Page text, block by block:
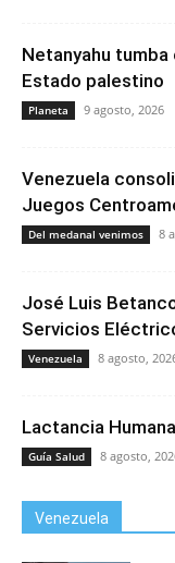
Netanyahu
Estado palestino
Planeta 9 agosto, 2026
Venezuela
Juegos
Del medanal venimos 8
José Luis
Servicios
Venezuela 8 agosto,
Lactancia
Guía Salud 8 agosto,
Venezuela